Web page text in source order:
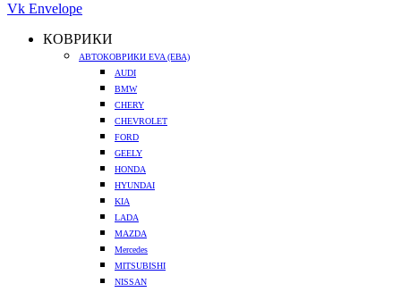
Vk Envelope
КОВРИКИ
АВТОКОВРИКИ EVA (ЕВА)
AUDI
BMW
CHERY
CHEVROLET
FORD
GEELY
HONDA
HYUNDAI
KIA
LADA
MAZDA
Mercedes
MITSUBISHI
NISSAN